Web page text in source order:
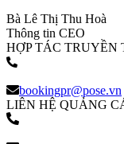
Bà Lê Thị Thu Hoà
Thông tin CEO
HỢP TÁC TRUYỀN
bookingpr@pose.vn
LIÊN HỆ QUẢNG